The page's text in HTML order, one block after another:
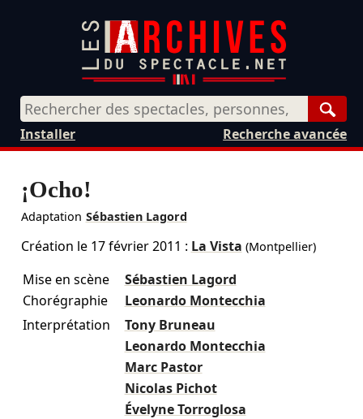
Recherche avancée
Installer
¡Ocho!
Adaptation Sébastien Lagord
Création le 17 février 2011 : La Vista (Montpellier)
Mise en scène
Sébastien Lagord
Chorégraphie
Leonardo Montecchia
Interprétation
Tony Bruneau
Leonardo Montecchia
Marc Pastor
Nicolas Pichot
Évelyne Torroglosa